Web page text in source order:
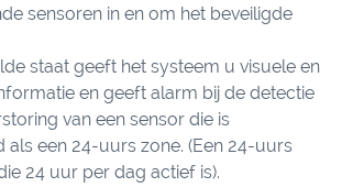
sensoren in en om het beveiligde
staat geeft het systeem u visuele en
en geeft alarm bij de detectie
van een sensor die is
een 24-uurs zone. (Een 24-uurs
24 uur per dag actief is).